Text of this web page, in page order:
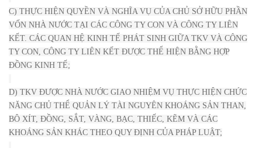
C) THỰC HIỆN QUYỀN VÀ NGHĨA VỤ CỦA CHỦ SỞ HỮU PHẦN
VỐN NHÀ NƯỚC TẠI CÁC CÔNG TY CON VÀ CÔNG TY LIÊN
KẾT. CÁC QUAN HỆ KINH TẾ PHÁT SINH GIỮA TKV VÀ CÔNG
TY CON, CÔNG TY LIÊN KẾT ĐƯỢC THỂ HIỆN BẰNG HỢP
ĐỒNG KINH TẾ;
D) TKV ĐƯỢC NHÀ NƯỚC GIAO NHIỆM VỤ THỰC HIỆN CHỨC
NĂNG CHỦ THỂ QUẢN LÝ TÀI NGUYÊN KHOÁNG SẢN THAN,
BÔ XÍT, ĐỒNG, SẮT, VÀNG, BẠC, THIẾC, KẼM VÀ CÁC
KHOÁNG SẢN KHÁC THEO QUY ĐỊNH CỦA PHÁP LUẬT;